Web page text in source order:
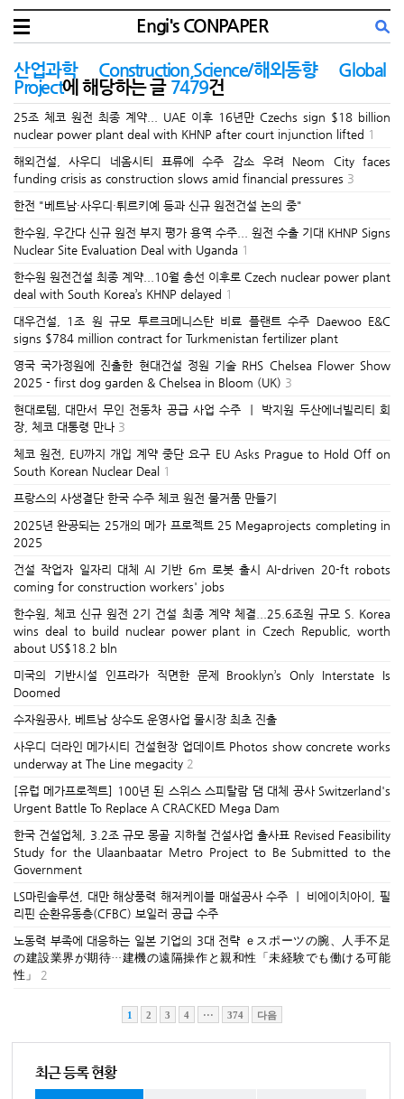
Engi's CONPAPER
산업과학 Construction,Science/해외동향 Global
Project에 해당하는 글 7479건
25조 체코 원전 최종 계약... UAE 이후 16년만 Czechs sign $18 billion
nuclear power plant deal with KHNP after court injunction lifted 1
해외건설, 사우디 네옴시티 표류에 수주 감소 우려 Neom City faces
funding crisis as construction slows amid financial pressures 3
한전 "베트남·사우디·튀르키예 등과 신규 원전건설 논의 중"
한수원, 우간다 신규 원전 부지 평가 용역 수주... 원전 수출 기대 KHNP Signs
Nuclear Site Evaluation Deal with Uganda 1
한수원 원전건설 최종 계약...10월 총선 이후로 Czech nuclear power plant
deal with South Korea’s KHNP delayed 1
대우건설, 1조 원 규모 투르크메니스탄 비료 플랜트 수주 Daewoo E&C
signs $784 million contract for Turkmenistan fertilizer plant
영국 국가정원에 진출한 현대건설 정원 기술 RHS Chelsea Flower Show
2025 - first dog garden & Chelsea in Bloom (UK) 3
현대로템, 대만서 무인 전동차 공급 사업 수주 ㅣ 박지원 두산에너빌리티 회
장, 체코 대통령 만나 3
체코 원전, EU까지 개입 계약 중단 요구 EU Asks Prague to Hold Off on
South Korean Nuclear Deal 1
프랑스의 사생결단 한국 수주 체코 원전 물거품 만들기
2025년 완공되는 25개의 메가 프로젝트 25 Megaprojects completing in
2025
건설 작업자 일자리 대체 AI 기반 6m 로봇 출시 AI-driven 20-ft robots
coming for construction workers' jobs
한수원, 체코 신규 원전 2기 건설 최종 계약 체결...25.6조원 규모 S. Korea
wins deal to build nuclear power plant in Czech Republic, worth
about US$18.2 bln
미국의 기반시설 인프라가 직면한 문제 ​Brooklyn’s Only Interstate Is
Doomed
수자원공사, 베트남 상수도 운영사업 물시장 최초 진출
사우디 더라인 메가시티 건설현장 업데이트 Photos show concrete works
underway at The Line megacity 2
[유럽 메가프로젝트] 100년 된 스위스 스피탈람 댐 대체 공사 Switzerland's
Urgent Battle To Replace A CRACKED Mega Dam
한국 건설업체, 3.2조 규모 몽골 지하철 건설사업 출사표 Revised Feasibility
Study for the Ulaanbaatar Metro Project to Be Submitted to the
Government
LS마린솔루션, 대만 해상풍력 해저케이블 매설공사 수주 ㅣ 비에이치아이, 필
리핀 순환유동층(CFBC) 보일러 공급 수주
노동력 부족에 대응하는 일본 기업의 3대 전략 ｅスポーツの腕、人手不足
の建設業界が期待…建機の遠隔操作と親和性「未経験でも働ける可能
性」
2
1 2 3 4 ··· 374 다음
최근 등록 현황